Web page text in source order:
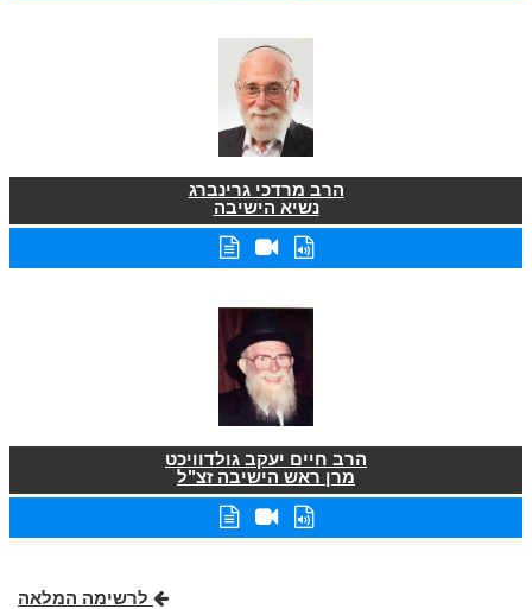
הרב מרדכי גרינברג
נשיא הישיבה
הרב חיים יעקב גולדוויכט
מרן ראש הישיבה זצ"ל
לרשימה המלאה